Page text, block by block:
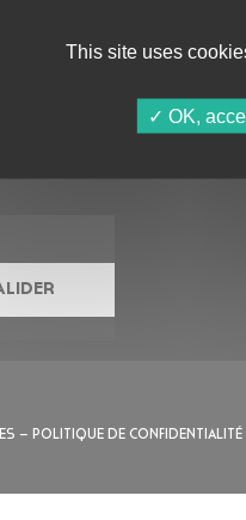
– POLITIQUE DE CONFIDENTIALITÉ
This site uses
OK,